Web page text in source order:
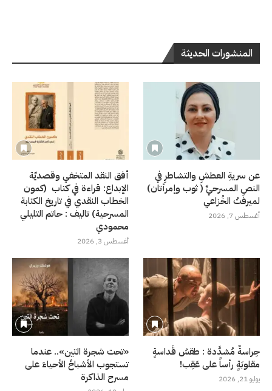
المنشورات الحديثة
عن سريةِ العطشِ والتشاطرِ في
النصِ المسرحيِّ ( ثوب وإمرأتان)
لميرفتْ الخُزاعي
أغسطس 7, 2026
أفق النقد المتخفي وقصديّة
الإبداع: قراءة في كتاب (كمون
الخطاب النقدي في تاريخ الكتابة
المسرحية) تاليف : حاتم التليلي
محمودي
أغسطس 3, 2026
حِراسةٌ مُشدَّدة : طقسُ قَداسةٍ
مقلوبَةٍ رأساً على عَقِب!
يوليو 21, 2026
«تحت شجرة التين».. عندما
تستجوب الأشباحُ الأحياءَ على
مسرح الذاكرة